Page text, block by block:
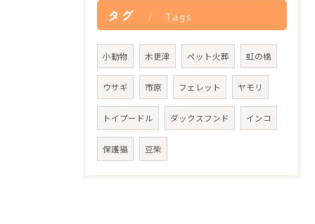
タグ Tags
小動物 木更津 ペット火葬 虹の橋
ウサギ 市原 フェレット ヤモリ
トイプードル ダックスフンド インコ
保護猫 豆柴